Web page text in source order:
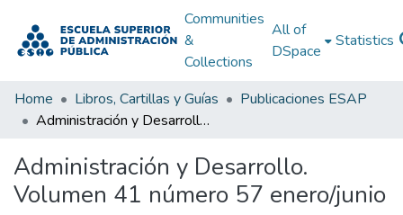
Communities
&
Collections
All of
DSpace
Statistics
Home Libros, Cartillas y Guías
Publicaciones ESAP
Administración y Desarrollo. Volumen 41 número 57 enero/junio
Administración y Desarrollo.
Volumen 41 número 57 enero/junio